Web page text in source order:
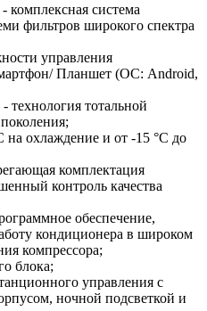
комплексная система
фильтров широкого спектра
управления
Планшет (ОС: Android,
тотальной
на охлаждение и от -15 °С до
комплектация
контроль качества
обеспечение,
кондиционера в широком
компрессора;
блока;
управления с
ночной подсветкой и